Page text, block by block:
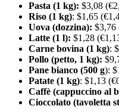
Pasta (1 kg): $3,08
Riso (1 kg): $1,65
Uova (dozzina): $3,76
Latte (1 l): $1,28
Carne bovina (1 kg):
Pollo (petto, 1 kg):
Pane bianco (500 g):
Patate (1 kg): $1,13
Caffè (cappuccino al
Cioccolato (tavoletta